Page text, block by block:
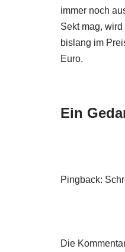
immer noch
Sekt mag,
bislang im
Euro.
Ein
Pingback:
Die